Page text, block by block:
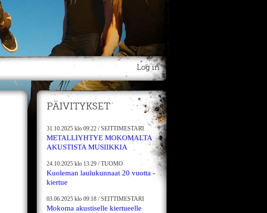
Log in
PÄIVITYKSET
31.10.2025 klo 09:22 /SEITTIMESTARI
METALLIYHTYE MOKOMALTA
AKUSTISTA MUSIIKKIA
24.10.2025 klo 13:29 /TUOMO
Kuoleman laulukunnaat 20 vuotta -
kiertue
03.06.2025 klo 09:18 /SEITTIMESTARI
Mokoma akustiselle kiertueelle